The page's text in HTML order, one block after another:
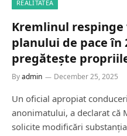
REALITATEA
Kremlinul
planului de pace în
pregătește
Byadmin December 25, 2025
Un oficial apropiat
anonimatului, a declarat că
solicite modificări